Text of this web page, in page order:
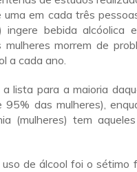
em cada três
ingere bebida alcóolica
morrem de
a cada ano.
lista para a maioria
das mulheres),
(mulheres) tem
de álcool foi o sétimo